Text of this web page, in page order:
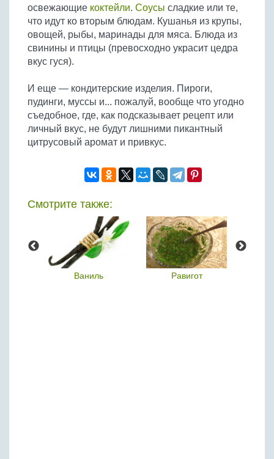
освежающие коктейли. Соусы сладкие или те,
что идут ко вторым блюдам. Кушанья из крупы,
овощей, рыбы, маринады для мяса. Блюда из
свинины и птицы (превосходно украсит цедра
вкус гуся).
И еще — кондитерские изделия. Пироги,
пудинги, муссы и... пожалуй, вообще что угодно
съедобное, где, как подсказывает рецепт или
личный вкус, не будут лишними пикантный
цитрусовый аромат и привкус.
Смотрите также:
Ваниль Равигот